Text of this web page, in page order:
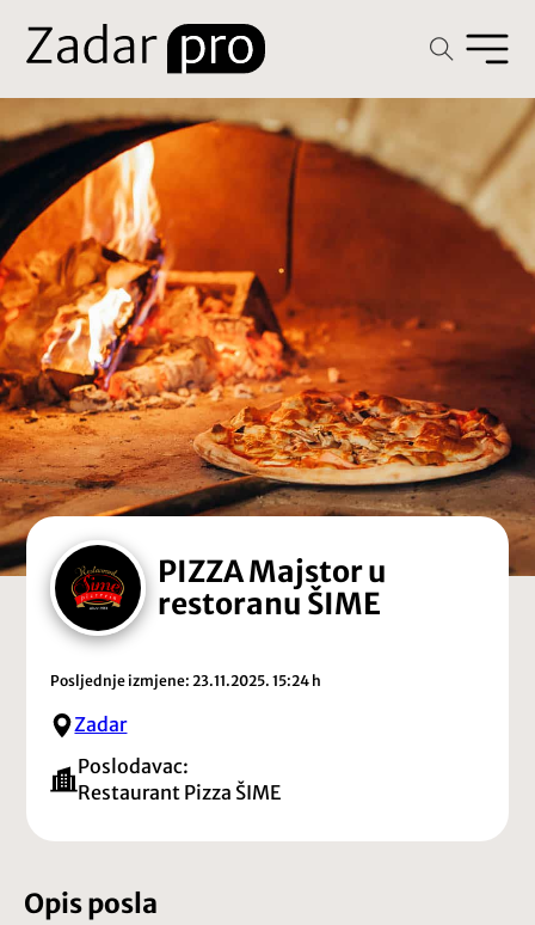
PIZZA Majstor u
restoranu ŠIME
Posljednje izmjene: 23.11.2025. 15:24 h
Zadar
Poslodavac:
Restaurant Pizza ŠIME
Opis posla